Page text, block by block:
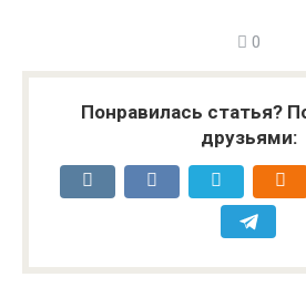
0
Понравилась статья?
друзьями: